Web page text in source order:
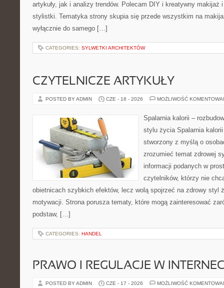
artykuły, jak i analizy trendów. Polecam DIY i kreatywny makijaż
stylistki. Tematyka strony skupia się przede wszystkim na
wyłącznie do samego […]
CATEGORIES: SYLWETKI ARCHITEKTÓW
CZYTELNICZE ARTYKUŁY
POSTED BY ADMIN CZE - 18 - 2026 MOŻLIWOŚĆ
Spalarnia kalorii –
stylu życia Spalarnia
stworzony z myślą o
zrozumieć temat zdrowej
informacji podanych w
czytelników, którzy nie
obietnicach szybkich efektów, lecz wolą spojrzeć na zdrowy styl
motywacji. Strona porusza tematy, które mogą zainteresować
podstaw, […]
CATEGORIES: HANDEL
PRAWO I REGULACJE W
POSTED BY ADMIN CZE - 17 - 2026 MOŻLIWOŚĆ